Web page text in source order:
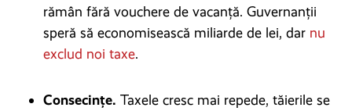
rămân fără vouchere de vacanță. Guvernanții
speră să economisească miliarde de lei, dar nu
exclud noi taxe.
Consecințe. Taxele cresc mai repede, tăierile se